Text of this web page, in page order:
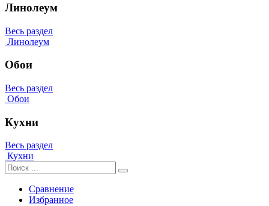
Линолеум
Весь раздел
Линолеум
Обои
Весь раздел
Обои
Кухни
Весь раздел
Кухни
Сравнение
Избранное